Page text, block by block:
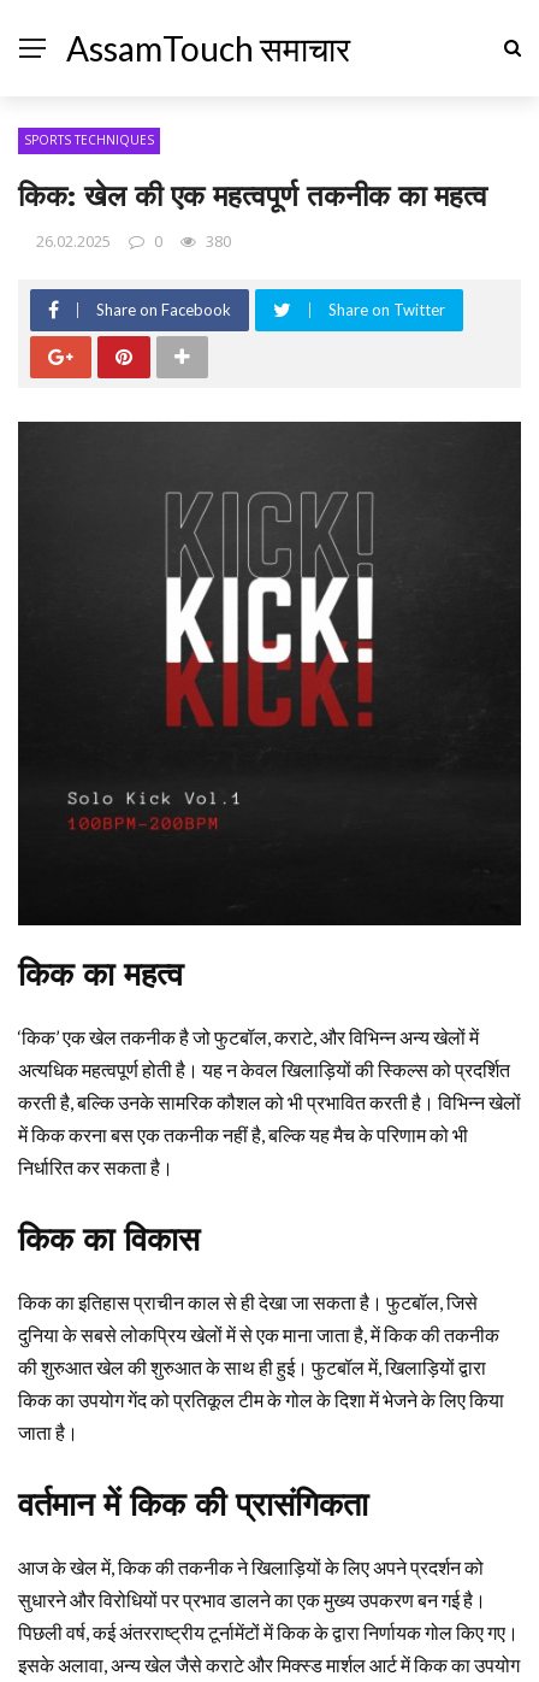
AssamTouch समाचार
SPORTS TECHNIQUES
किक: खेल की एक महत्वपूर्ण तकनीक का महत्व
26.02.2025 0 380
Share on Facebook Share on Twitter
किक का महत्व
‘किक’ एक खेल तकनीक है जो फुटबॉल, कराटे, और विभिन्न अन्य खेलों में
अत्यधिक महत्वपूर्ण होती है। यह न केवल खिलाड़ियों की स्किल्स को प्रदर्शित
करती है, बल्कि उनके सामरिक कौशल को भी प्रभावित करती है। विभिन्न खेलों
में किक करना बस एक तकनीक नहीं है, बल्कि यह मैच के परिणाम को भी
निर्धारित कर सकता है।
किक का विकास
किक का इतिहास प्राचीन काल से ही देखा जा सकता है। फुटबॉल, जिसे
दुनिया के सबसे लोकप्रिय खेलों में से एक माना जाता है, में किक की तकनीक
की शुरुआत खेल की शुरुआत के साथ ही हुई। फुटबॉल में, खिलाड़ियों द्वारा
किक का उपयोग गेंद को प्रतिकूल टीम के गोल के दिशा में भेजने के लिए किया
जाता है।
वर्तमान में किक की प्रासंगिकता
आज के खेल में, किक की तकनीक ने खिलाड़ियों के लिए अपने प्रदर्शन को
सुधारने और विरोधियों पर प्रभाव डालने का एक मुख्य उपकरण बन गई है।
पिछली वर्ष, कई अंतरराष्ट्रीय टूर्नामेंटों में किक के द्वारा निर्णायक गोल किए गए।
इसके अलावा, अन्य खेल जैसे कराटे और मिक्स्ड मार्शल आर्ट में किक का उपयोग